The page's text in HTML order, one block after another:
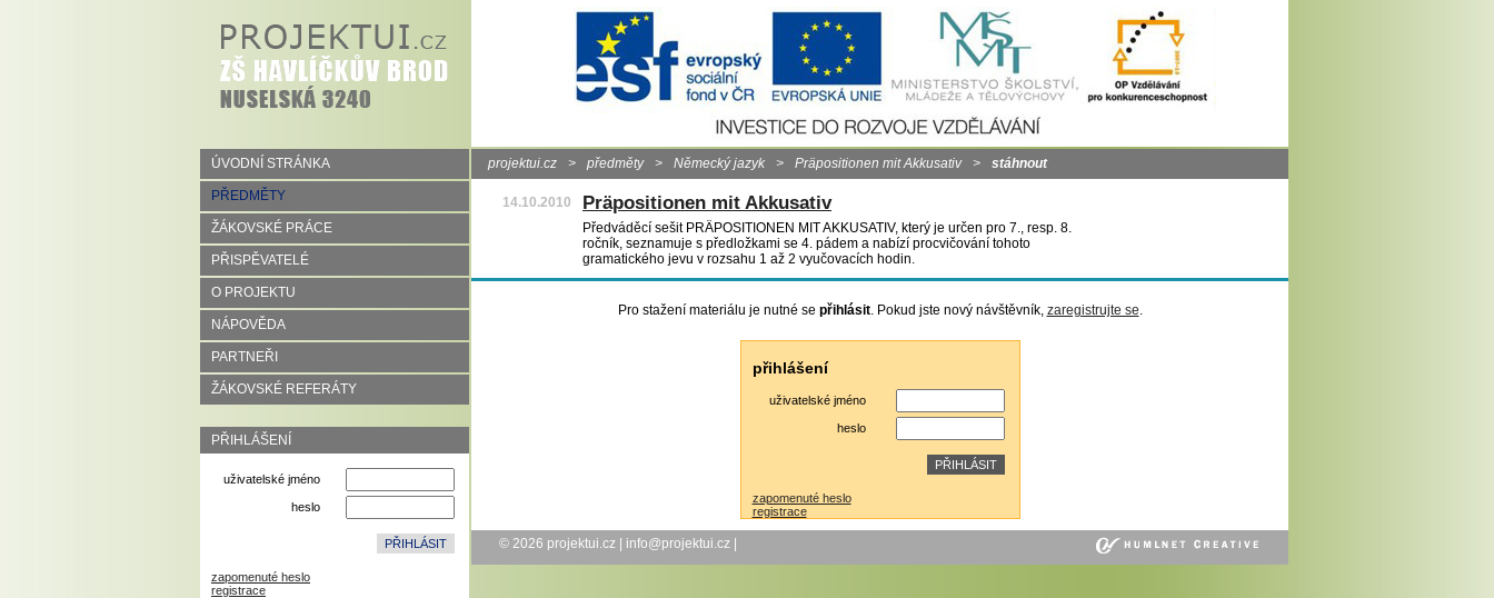
ÚVODNÍ STRÁNKA
PŘEDMĚTY
ŽÁKOVSKÉ PRÁCE
PŘISPĚVATELÉ
O PROJEKTU
NÁPOVĚDA
PARTNEŘI
ŽÁKOVSKÉ REFERÁTY
PŘIHLÁŠENÍ
uživatelské jméno
heslo
zapomenuté heslo
registrace
projektui.cz > předměty > Německý jazyk > Präpositionen mit Akkusativ > stáhnout
14.10.2010 Präpositionen mit Akkusativ
Předváděcí sešit PRÄPOSITIONEN MIT AKKUSATIV, který je určen pro 7., resp. 8.
ročník, seznamuje s předložkami se 4. pádem a nabízí procvičování tohoto
gramatického jevu v rozsahu 1 až 2 vyučovacích hodin.
Pro stažení materiálu je nutné se přihlásit. Pokud jste nový návštěvník, zaregistrujte se.
přihlášení
uživatelské jméno
heslo
zapomenuté heslo
registrace
© 2026 projektui.cz info@projektui.cz